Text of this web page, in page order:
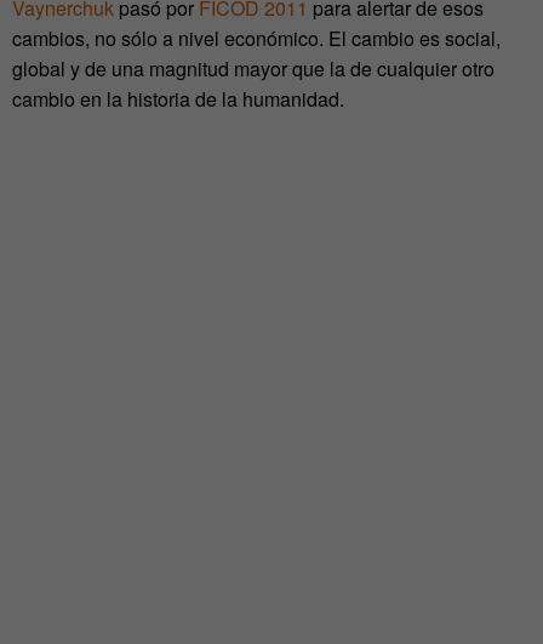
Vaynerchuk pasó por FICOD 2011 para alertar de esos
cambios, no sólo a nivel económico. El cambio es social,
global y de una magnitud mayor que la de cualquier otro
cambio en la historia de la humanidad.